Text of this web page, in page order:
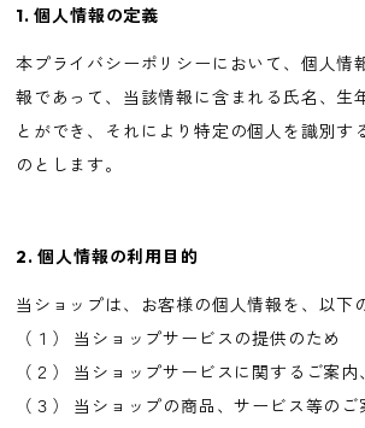
1. 個人情報の定義
本プライバシーポリシーにおいて、個人情
報であって、当該情報に含まれる氏名、生
とができ、それにより特定の個人を識別
のとします。
2. 個人情報の利用目的
当ショップは、お客様の個人情報を、以下
（１） 当ショップサービスの提供のため
（２） 当ショップサービスに関するご案
（３） 当ショップの商品、サービス等のご